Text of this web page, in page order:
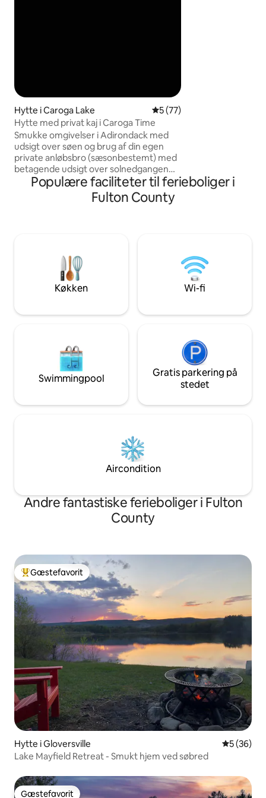
Hytte i Caroga Lake 5 ud af 5 i gennemsnitlig
5 (77)
Hytte med privat kaj i Caroga Time
Smukke omgivelser i Adirondack med
udsigt over søen og brug af din egen
private anløbsbro (sæsonbestemt) med
betagende udsigt over solnedgangen
kun en kort gåtur væk. Vi tilbyder
komfortable dyner, puder,
badehåndklæder og hyggelige tæpper i
vil samarbejde! Det er en hytte, der er
åben året rundt, og som ligger kun 6,5
kilometer fra Royal Mountain Ski Lodge.
Kun en kort gåtur til Caroga Lake Arts
Populære faciliteter til ferieboliger i
Fulton County
Køkken Wi-fi
Swimmingpool
Gratis parkering på
stedet
Aircondition
Andre fantastiske ferieboliger i Fulton
County
Bedste gæstefavorit
Gæstefavorit
Hytte i Gloversville 5 ud af 5 i
5 (36)
Lake Mayfield Retreat - Smukt hjem ved søbred
Gæstefavorit